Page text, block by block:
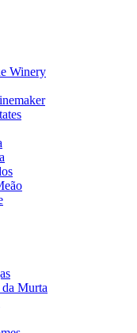
Winery
Murta